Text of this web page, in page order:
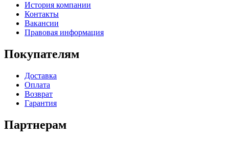
История компании
Контакты
Вакансии
Правовая информация
Покупателям
Доставка
Оплата
Возврат
Гарантия
Партнерам